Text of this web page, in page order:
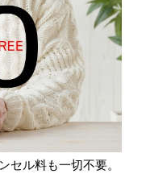
セル料も一切不要。